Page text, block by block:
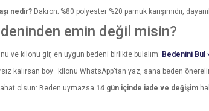
nedir? Dakron; %80 polyester %20 pamuk karışımıdır,
emin değil misin?
ve kilonu gir, en uygun bedeni birlikte bulalım: Bedenini Bul
kalırsan boy–kilonu WhatsApp'tan yaz, sana beden
olsun: Beden uymazsa 14 gün içinde iade ve değişim